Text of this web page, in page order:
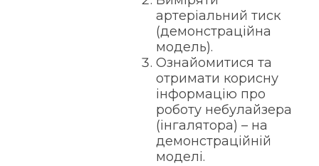
артеріальний тиск
(демонстраційна
модель).
Ознайомитися та
отримати корисну
інформацію про
роботу небулайзера
(інгалятора) – на
демонстраційній
моделі.